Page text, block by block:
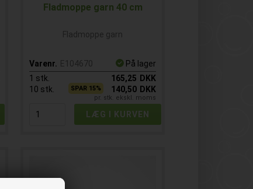
Fladmoppe garn 40 cm
Fladmoppe garn
Varenr. E104670
På lager
1 stk. 165,25 DKK
10 stk. SPAR 15% 140,50 DKK
pr. stk. ekskl. moms